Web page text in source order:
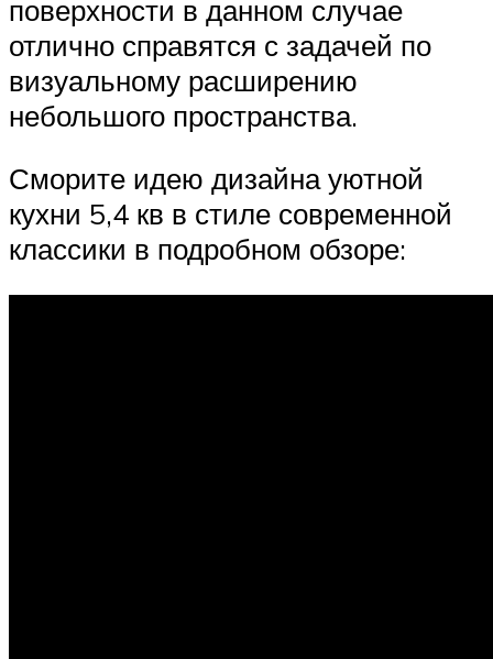
поверхности в данном случае
отлично справятся с задачей по
визуальному расширению
небольшого пространства.
Сморите идею дизайна уютной
кухни 5,4 кв в стиле современной
классики в подробном обзоре: